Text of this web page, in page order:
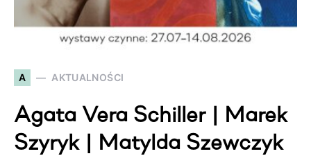
A AKTUALNOŚCI
Agata Vera Schiller | Marek
Szyryk | Matylda Szewczyk